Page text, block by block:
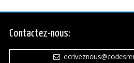
Contactez-nous: